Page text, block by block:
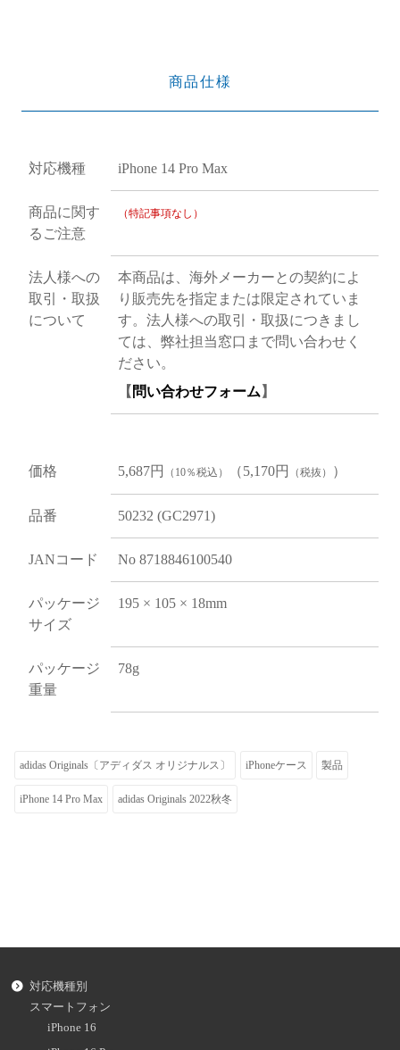
商品仕様
対応機種 iPhone 14 Pro Max
商品に関す
るご注意
（特記事項なし）
法人様への
取引・取扱
について
本商品は、海外メーカーとの契約によ
り販売先を指定または限定されていま
す。法人様への取引・取扱につきまし
ては、弊社担当窓口まで問い合わせく
ださい。
【 問い合わせフォーム 】
価格 5,687円 （10％税込） （5,170円 （税抜） ）
品番 50232 (GC2971)
JANコード No 8718846100540
パッケージ
サイズ
195 × 105 × 18mm
パッケージ
重量
78g
adidas Originals〔アディダス オリジナルス〕 iPhoneケース 製品
iPhone 14 Pro Max adidas Originals 2022秋冬
対応機種別
スマートフォン
iPhone 16